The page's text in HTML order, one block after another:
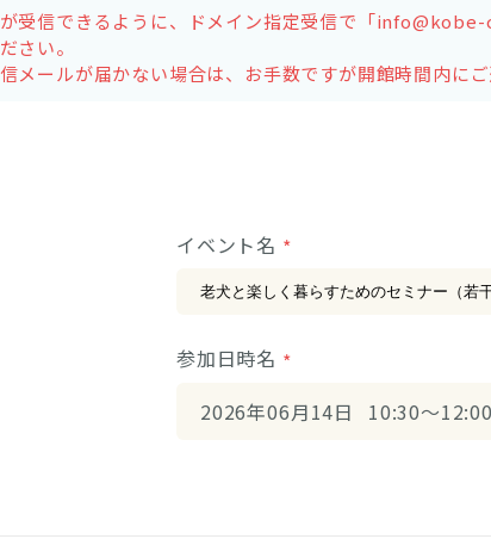
受信できるように、ドメイン指定受信で「
さい。
メールが届かない場合は、お手数ですが開館時間内にご
イベント名
参加日時名
2026 06 14 10:30 12:00